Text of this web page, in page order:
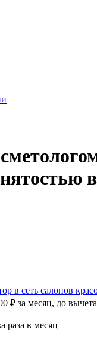
в
в сеть салонов
₽ за месяц, до
раза в месяц